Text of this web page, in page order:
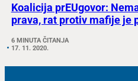
Koalicija prEUgovor:
prava, rat protiv mafije je
6 MINUTA ČITANJA
17. 11. 2020.